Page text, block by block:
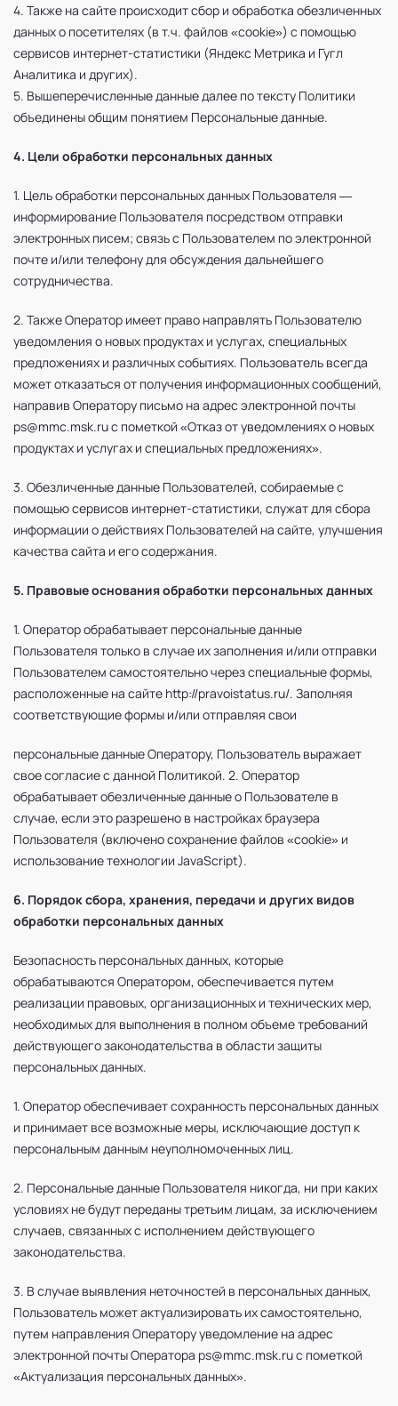
4. Также на сайте происходит сбор и обработка обезличенных
данных о посетителях (в т.ч. файлов «cookie») с помощью
сервисов интернет-статистики (Яндекс Метрика и Гугл
Аналитика и других).
5. Вышеперечисленные данные далее по тексту Политики
объединены общим понятием Персональные данные.
4. Цели обработки персональных данных
1. Цель обработки персональных данных Пользователя —
информирование Пользователя посредством отправки
электронных писем; связь с Пользователем по электронной
почте и/или телефону для обсуждения дальнейшего
сотрудничества.
2. Также Оператор имеет право направлять Пользователю
уведомления о новых продуктах и услугах, специальных
предложениях и различных событиях. Пользователь всегда
может отказаться от получения информационных сообщений,
направив Оператору письмо на адрес электронной почты
ps@mmc.msk.ru с пометкой «Отказ от уведомлениях о новых
продуктах и услугах и специальных предложениях».
3. Обезличенные данные Пользователей, собираемые с
помощью сервисов интернет-статистики, служат для сбора
информации о действиях Пользователей на сайте, улучшения
качества сайта и его содержания.
5. Правовые основания обработки персональных данных
1. Оператор обрабатывает персональные данные
Пользователя только в случае их заполнения и/или отправки
Пользователем самостоятельно через специальные формы,
расположенные на сайте http://pravoistatus.ru/. Заполняя
соответствующие формы и/или отправляя свои
персональные данные Оператору, Пользователь выражает
свое согласие с данной Политикой. 2. Оператор
обрабатывает обезличенные данные о Пользователе в
случае, если это разрешено в настройках браузера
Пользователя (включено сохранение файлов «cookie» и
использование технологии JavaScript).
6. Порядок сбора, хранения, передачи и других видов
обработки персональных данных
Безопасность персональных данных, которые
обрабатываются Оператором, обеспечивается путем
реализации правовых, организационных и технических мер,
необходимых для выполнения в полном объеме требований
действующего законодательства в области защиты
персональных данных.
1. Оператор обеспечивает сохранность персональных данных
и принимает все возможные меры, исключающие доступ к
персональным данным неуполномоченных лиц.
2. Персональные данные Пользователя никогда, ни при каких
условиях не будут переданы третьим лицам, за исключением
случаев, связанных с исполнением действующего
законодательства.
3. В случае выявления неточностей в персональных данных,
Пользователь может актуализировать их самостоятельно,
путем направления Оператору уведомление на адрес
электронной почты Оператора ps@mmc.msk.ru с пометкой
«Актуализация персональных данных».